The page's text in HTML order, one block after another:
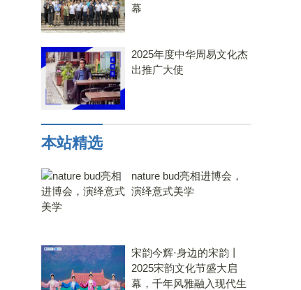
幕
2025年度中华周易文化杰
出推广大使
本站精选
nature bud亮相进博会，
演绎意式美学
宋韵今辉·身边的宋韵丨
2025宋韵文化节盛大启
幕，千年风雅融入现代生